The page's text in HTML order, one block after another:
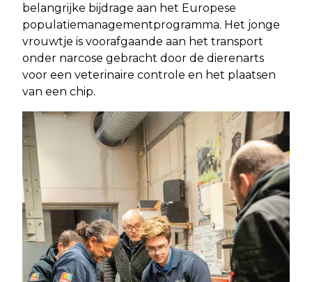
belangrijke bijdrage aan het Europese
populatiemanagementprogramma. Het jonge
vrouwtje is voorafgaande aan het transport
onder narcose gebracht door de dierenarts
voor een veterinaire controle en het plaatsen
van een chip.